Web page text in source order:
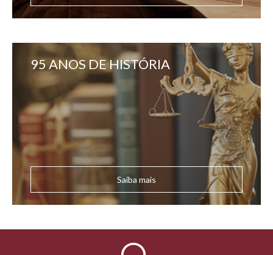
95 ANOS DE HISTÓRIA
Saiba mais